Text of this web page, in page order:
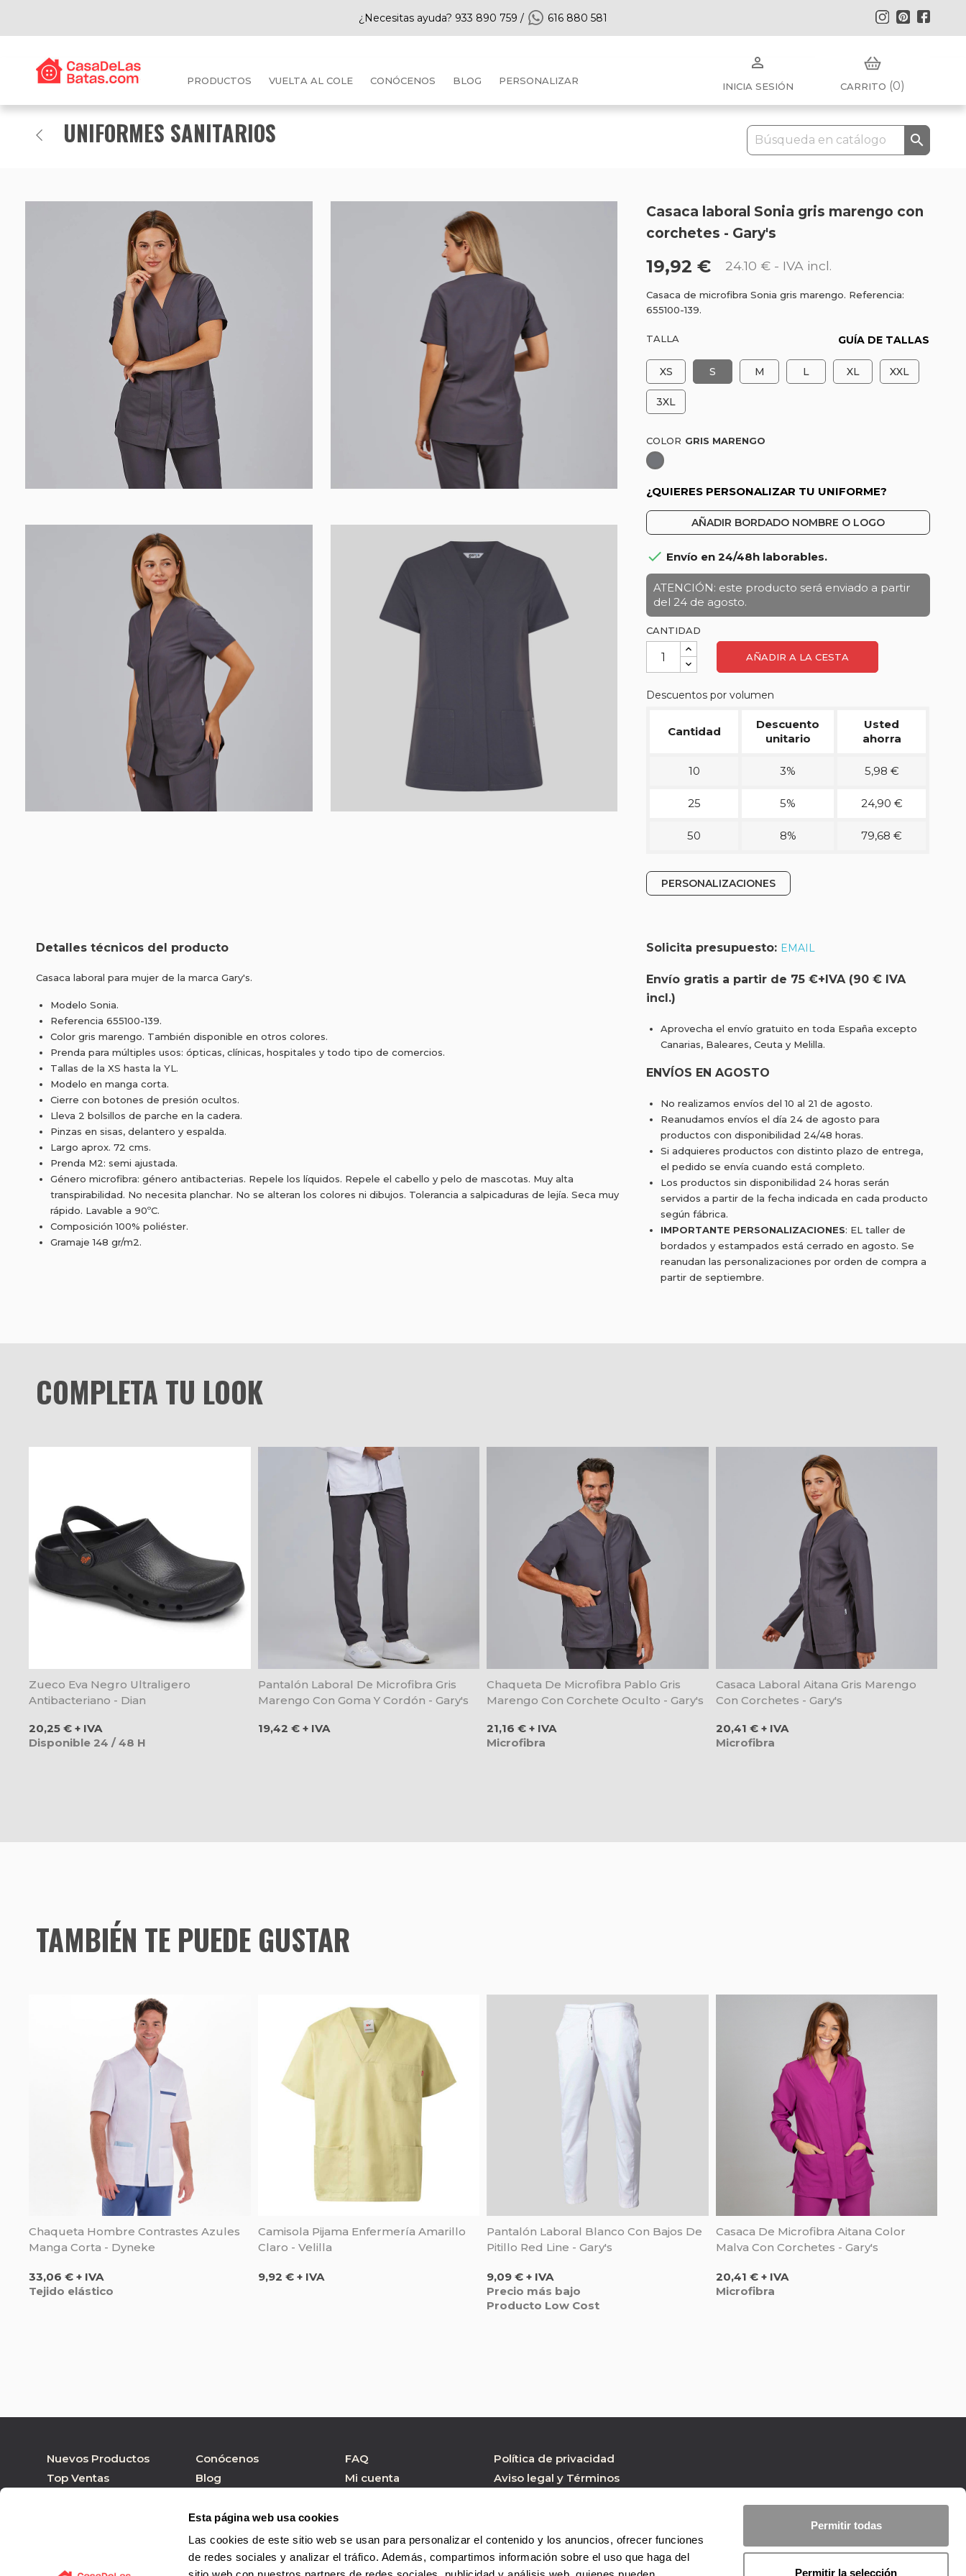
Esta página web usa cookies
Las cookies de este sitio web se usan para personalizar el contenido y los anuncios, ofrecer funciones
de redes sociales y analizar el tráfico. Además, compartimos información sobre el uso que haga del
Permitir todas
Permitir la selección
¿Necesitas ayuda? 933 890 759 / 616 880 581 Pinterest
Instagram
PRODUCTOS VUELTA AL COLE CONÓCENOS BLOG PERSONALIZAR

INICIA SESIÓN CARRITO (0)
UNIFORMES SANITARIOS 
Casaca laboral Sonia gris marengo con
corchetes - Gary's
19,92 € 24.10 € - IVA incl.
Casaca de microfibra Sonia gris marengo. Referencia:
655100-139.
TALLA GUÍA DE TALLAS
XS S M L XL XXL
3XL
COLOR
Gris
¿QUIERES PERSONALIZAR TU UNIFORME?
AÑADIR BORDADO NOMBRE O LOGO
 Envío en 24/48h laborables.
ATENCIÓN: este producto será enviado a partir
del 24 de agosto.
CANTIDAD
AÑADIR A LA CESTA
Descuentos por volumen
Cantidad
Descuento
unitario
Usted
ahorra
10 3% 5,98 €
25 5% 24,90 €
50 8% 79,68 €
PERSONALIZACIONES
Detalles técnicos del producto
Casaca laboral para mujer de la marca Gary's.
Modelo Sonia.
Referencia 655100-139.
Color gris marengo. También disponible en otros colores.
Prenda para múltiples usos: ópticas, clínicas, hospitales y todo tipo de comercios.
Tallas de la XS hasta la YL.
Modelo en manga corta.
Cierre con botones de presión ocultos.
Lleva 2 bolsillos de parche en la cadera.
Pinzas en sisas, delantero y espalda.
Largo aprox. 72 cms.
Prenda M2: semi ajustada.
Género microfibra: género antibacterias. Repele los líquidos. Repele el cabello y pelo de mascotas. Muy alta
transpirabilidad. No necesita planchar. No se alteran los colores ni dibujos. Tolerancia a salpicaduras de lejía. Seca muy
rápido. Lavable a 90ºC.
Composición 100% poliéster.
Gramaje 148 gr/m2.
Solicita presupuesto: EMAIL
Envío gratis a partir de 75 €+IVA (90 € IVA
incl.)
Aprovecha el envío gratuito en toda España excepto
Canarias, Baleares, Ceuta y Melilla.
ENVÍOS EN AGOSTO
No realizamos envíos del 10 al 21 de agosto.
Reanudamos envíos el día 24 de agosto para
productos con disponibilidad 24/48 horas.
Si adquieres productos con distinto plazo de entrega,
el pedido se envía cuando está completo.
Los productos sin disponibilidad 24 horas serán
servidos a partir de la fecha indicada en cada producto
según fábrica.
IMPORTANTE PERSONALIZACIONES: EL taller de
bordados y estampados está cerrado en agosto. Se
reanudan las personalizaciones por orden de compra a
partir de septiembre.
COMPLETA TU LOOK
Zueco Eva Negro Ultraligero
Antibacteriano - Dian
Precio
20,25 € + IVA
Disponible 24 / 48 H
Pantalón Laboral De Microfibra Gris
Marengo Con Goma Y Cordón - Gary's
Precio
19,42 € + IVA
Chaqueta De Microfibra Pablo Gris
Marengo Con Corchete Oculto - Gary's
Precio
21,16 € + IVA
Microfibra
Casaca Laboral Aitana Gris Marengo
Con Corchetes - Gary's
Precio
20,41 € + IVA
Microfibra
TAMBIÉN TE PUEDE GUSTAR
Chaqueta Hombre Contrastes Azules
Manga Corta - Dyneke
Precio
33,06 € + IVA
Tejido elástico
Camisola Pijama Enfermería Amarillo
Claro - Velilla
Precio
9,92 € + IVA
Pantalón Laboral Blanco Con Bajos De
Pitillo Red Line - Gary's
Precio
9,09 € + IVA
Precio más bajo
Producto Low Cost
Casaca De Microfibra Aitana Color
Malva Con Corchetes - Gary's
Precio
20,41 € + IVA
Microfibra
Nuevos Productos
Top Ventas
Conócenos
Blog
Tienda física
FAQ
Mi cuenta
Política de privacidad
Aviso legal y Términos
Condiciones de